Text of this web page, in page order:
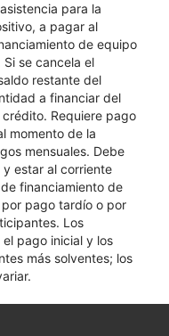
para la
a pagar al
de equipo
Si se cancela el
restante del
a financiar del
Requiere pago
momento de la
mensuales. Debe
estar al corriente
financiamiento de
pago tardío o por
Los
pago inicial y los
más solventes; los